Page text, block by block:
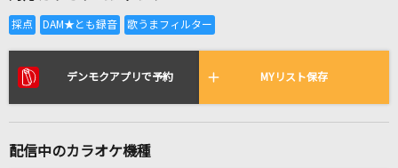
リアルタイムで歌われている曲の一覧
怪獣の花唄
栄光の架橋
デンモクアプリで予約 MYリスト保存
配信中のカラオケ機種